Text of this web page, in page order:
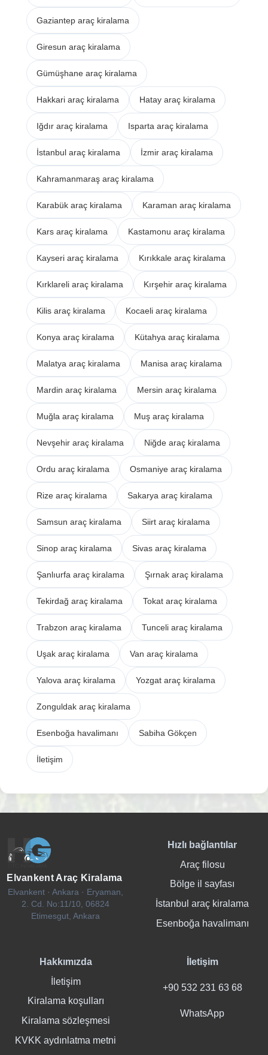
Gaziantep araç kiralama
Giresun araç kiralama
Gümüşhane araç kiralama
Hakkari araç kiralama Hatay araç kiralama
Iğdır araç kiralama Isparta araç kiralama
İstanbul araç kiralama İzmir araç kiralama
Kahramanmaraş araç kiralama
Karabük araç kiralama Karaman araç kiralama
Kars araç kiralama Kastamonu araç kiralama
Kayseri araç kiralama Kırıkkale araç kiralama
Kırklareli araç kiralama Kırşehir araç kiralama
Kilis araç kiralama Kocaeli araç kiralama
Konya araç kiralama Kütahya araç kiralama
Malatya araç kiralama Manisa araç kiralama
Mardin araç kiralama Mersin araç kiralama
Muğla araç kiralama Muş araç kiralama
Nevşehir araç kiralama Niğde araç kiralama
Ordu araç kiralama Osmaniye araç kiralama
Rize araç kiralama Sakarya araç kiralama
Samsun araç kiralama Siirt araç kiralama
Sinop araç kiralama Sivas araç kiralama
Şanlıurfa araç kiralama Şırnak araç kiralama
Tekirdağ araç kiralama Tokat araç kiralama
Trabzon araç kiralama Tunceli araç kiralama
Uşak araç kiralama Van araç kiralama
Yalova araç kiralama Yozgat araç kiralama
Zonguldak araç kiralama
Esenboğa havalimanı Sabiha Gökçen
İletişim
Elvankent Araç Kiralama
Elvankent · Ankara · Eryaman,
2. Cd. No:11/10, 06824
Etimesgut, Ankara
Hızlı bağlantılar
Araç filosu
Bölge il sayfası
İstanbul araç kiralama
Esenboğa havalimanı
Hakkımızda
İletişim
Kiralama koşulları
Kiralama sözleşmesi
KVKK aydınlatma metni
İletişim
+90 532 231 63 68
WhatsApp